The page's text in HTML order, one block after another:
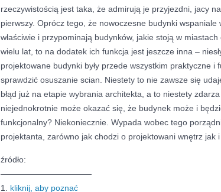
rzeczywistością jest taka, że admirują je przyjezdni, jacy
pierwszy. Oprócz tego, że nowoczesne budynki wspaniale
właściwie i przypominają budynków, jakie stoją w
wielu lat, to na dodatek ich funkcja jest jeszcze inna –
projektowane budynki były przede wszystkim praktyczne i
sprawdzić osuszanie scian. Niestety to nie zawsze się
błąd już na etapie wybrania architekta, a to niestety
niejednokrotnie może okazać się, że budynek może i
funkcjonalny? Niekoniecznie. Wypada wobec tego
projektanta, zarówno jak chodzi o projektowani wnętrz jak
źródło:
———————————
1. kliknij, aby poznać